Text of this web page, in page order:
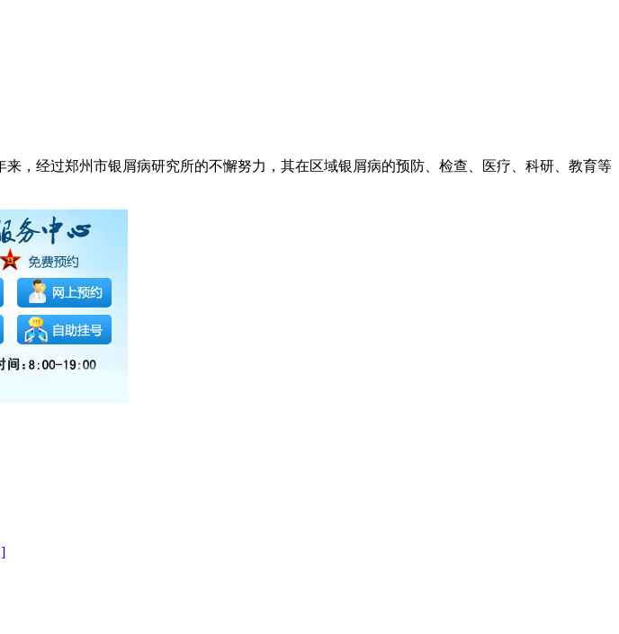
，经过郑州市银屑病研究所的不懈努力，其在区域银屑病的预防、检查、医疗、科研、教育等